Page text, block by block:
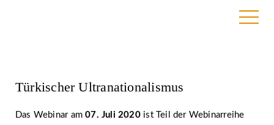
Türkischer Ultranationalismus
Das Webinar am07. Juli 2020ist Teil der Webinarreihe